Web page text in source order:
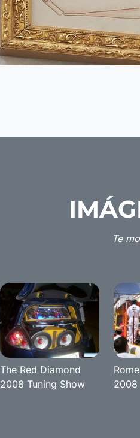
Te
The Red Diamond
2008 Tuning Show
2008